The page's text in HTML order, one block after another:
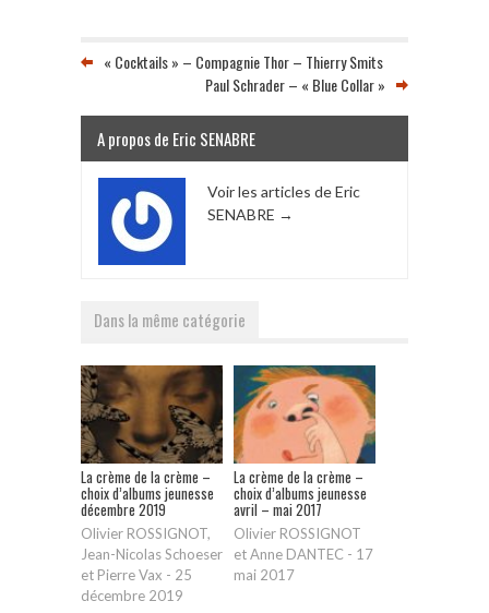
« Cocktails » – Compagnie Thor – Thierry Smits
Paul Schrader – « Blue Collar »
A propos de Eric SENABRE
Voir les articles de Eric
SENABRE →
Dans la même catégorie
La crème de la crème –
choix d’albums jeunesse
décembre 2019
Olivier ROSSIGNOT,
Jean-Nicolas Schoeser
et Pierre Vax - 25
décembre 2019
La crème de la crème –
choix d’albums jeunesse
avril – mai 2017
Olivier ROSSIGNOT
et Anne DANTEC - 17
mai 2017